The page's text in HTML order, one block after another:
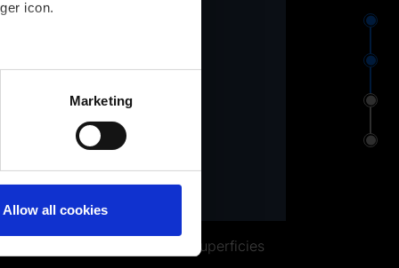
icon.
meters
Marketing
Allow all cookies
ingeniería inversa de las superficies
⬤
⬤
⬤
⬤